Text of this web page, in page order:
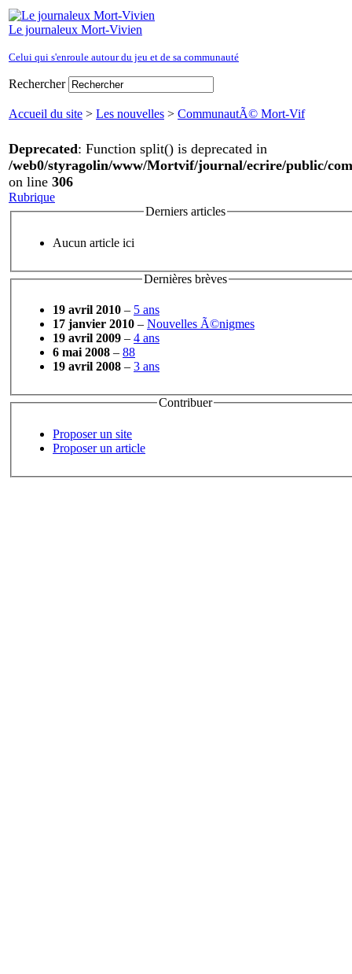
Le journaleux Mort-Vivien
Celui qui s'enroule autour du jeu et de sa communauté
Rechercher
Accueil du site > Les nouvelles > CommunautÃ© Mort-Vif
Deprecated: Function split() is deprecated in
/web0/styragolin/www/Mortvif/journal/ecrire/public/
on line 306
Rubrique
Derniers articles
Aucun article ici
Dernières brèves
19 avril 2010 – 5 ans
17 janvier 2010 – Nouvelles Ã©nigmes
19 avril 2009 – 4 ans
6 mai 2008 – 88
19 avril 2008 – 3 ans
Contribuer
Proposer un site
Proposer un article